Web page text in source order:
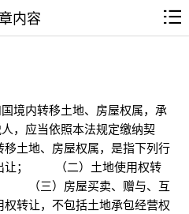
内容
内转移土地、房屋权属，承
，应当依照本法规定缴纳契
地、房屋权属，是指下列行
； （二）土地使用权转
（三）房屋买卖、赠与、互
让，不包括土地承包经营权